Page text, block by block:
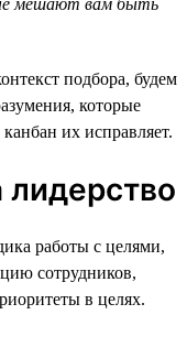
подбора, будем
которые
их исправляет.
лидерство
работы с целями,
сотрудников,
в целях.